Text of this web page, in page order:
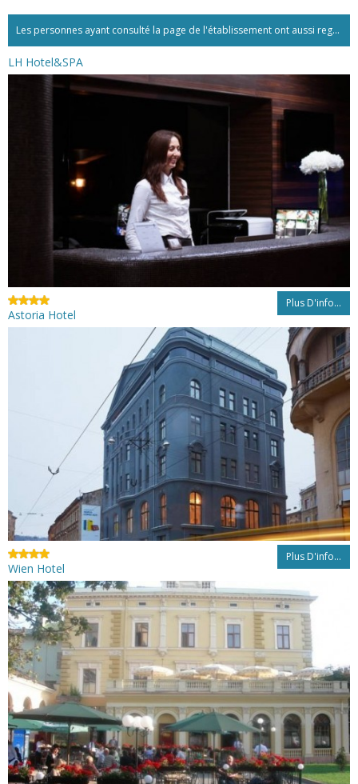
Les personnes ayant consulté la page de l'établissement ont aussi regardé:...
LH Hotel&SPA
Plus D'info...
Astoria Hotel
Plus D'info...
Wien Hotel